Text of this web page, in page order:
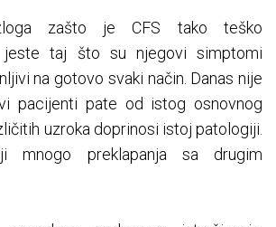
zašto je CFS tako teško
jeste taj što su njegovi simptomi
na gotovo svaki način. Danas nije
pacijenti pate od istog osnovnog
uzroka doprinosi istoj patologiji.
mnogo preklapanja sa drugim